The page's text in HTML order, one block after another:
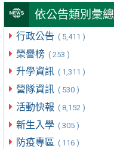
依公告類別彙總
行政公告 ( 5,411 )
榮譽榜 ( 253 )
升學資訊 ( 1,311 )
營隊資訊 ( 530 )
活動快報 ( 8,152 )
新生入學 ( 305 )
防疫專區 ( 116 )